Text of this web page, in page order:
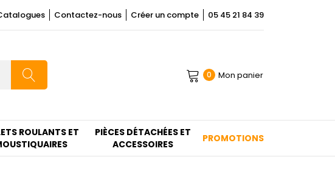
Contactez-nous Créer un compte 05 45 21 84 39
0 Mon panier
ROULANTS ET
PIÈCES DÉTACHÉES ET
ACCESSOIRES
PROMOTIONS